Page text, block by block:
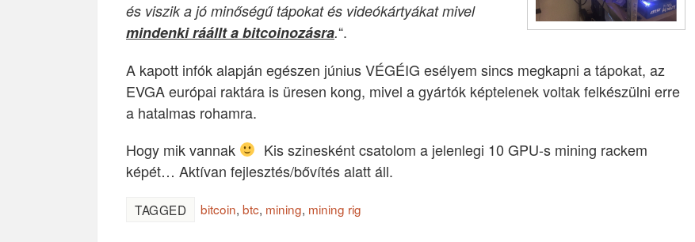
és viszik a jó minőségű tápokat és videókártyákat mivel
mindenki ráállt a bitcoinozásra.“.
A kapott infók alapján egészen június VÉGÉIG esélyem sincs megkapni a tápokat, az
EVGA európai raktára is üresen kong, mivel a gyártók képtelenek voltak felkészülni erre
a hatalmas rohamra.
Hogy mik vannak
Kis szinesként csatolom a jelenlegi 10 GPU-s mining rackem
képét… Aktívan fejlesztés/bővítés alatt áll.
TAGGED bitcoin, btc, mining, mining rig